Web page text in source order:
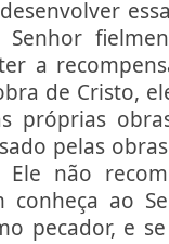
Senhor
a
de Cristo,
próprias
pelas
não
conheça ao
pecador, e